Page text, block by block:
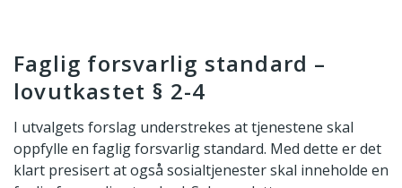
Faglig forsvarlig standard –
lovutkastet § 2-4
I utvalgets forslag understrekes at tjenestene skal
oppfylle en faglig forsvarlig standard. Med dette er det
klart presisert at også sosialtjenester skal inneholde en